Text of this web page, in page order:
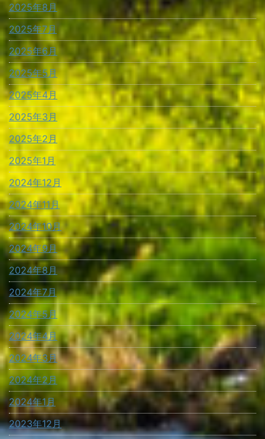
2025年8月
2025年7月
2025年6月
2025年5月
2025年4月
2025年3月
2025年2月
2025年1月
2024年12月
2024年11月
2024年10月
2024年9月
2024年8月
2024年7月
2024年5月
2024年4月
2024年3月
2024年2月
2024年1月
2023年12月